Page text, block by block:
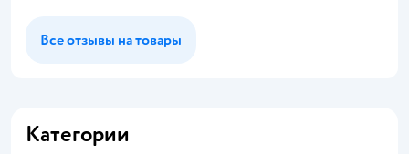
Все отзывы на товары
Категории